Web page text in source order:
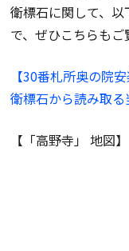
衛標石に関して、
で、ぜひこちらもご
【30番札所奥の院
衛標石から読み取
【「高野寺」 地図】